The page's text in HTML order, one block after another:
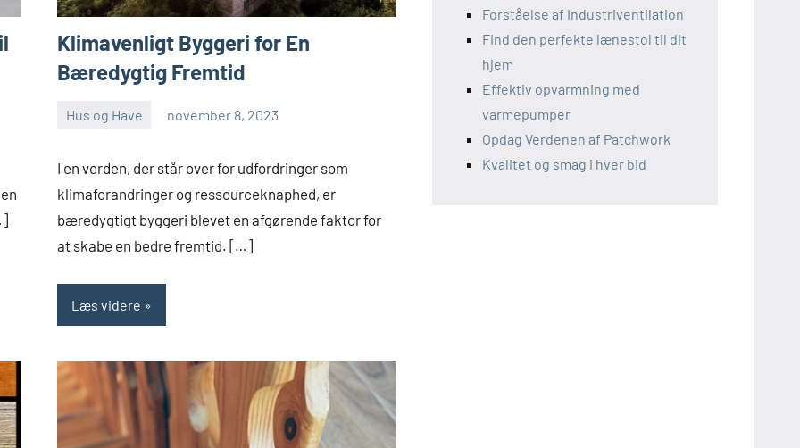
Klimavenligt Byggeri for En
Bæredygtig Fremtid
Hus og Have november 8, 2023
I en verden, der står over for udfordringer som
klimaforandringer og ressourceknaphed, er
bæredygtigt byggeri blevet en afgørende faktor for
at skabe en bedre fremtid. […]
Læs videre
Forståelse af Industriventilation
Find den perfekte lænestol til dit
hjem
Effektiv opvarmning med
varmepumper
Opdag Verdenen af Patchwork
Kvalitet og smag i hver bid